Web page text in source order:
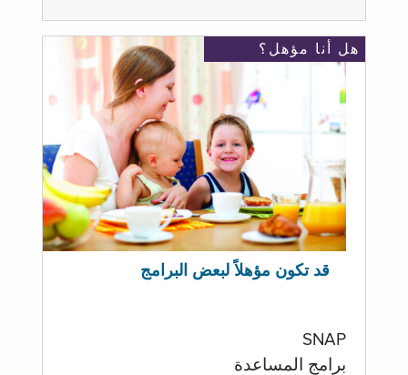
هل أنا مؤهل؟
قد تكون مؤهلاً لبعض البرامج
SNAP
برامج المساعدة